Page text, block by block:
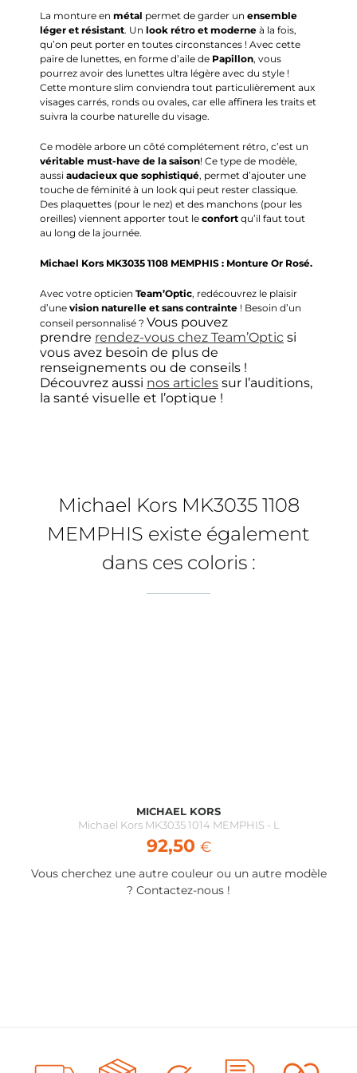
La monture en métal permet de garder un ensemble
léger et résistant. Un look rétro et moderne à la fois,
qu’on peut porter en toutes circonstances ! Avec cette
paire de lunettes, en forme d’aile de Papillon, vous
pourrez avoir des lunettes ultra légère avec du style !
Cette monture slim conviendra tout particulièrement aux
visages carrés, ronds ou ovales, car elle affinera les traits et
suivra la courbe naturelle du visage.
Ce modèle arbore un côté complétement rétro, c’est un
véritable must-have de la saison! Ce type de modèle,
aussi audacieux que sophistiqué, permet d’ajouter une
touche de féminité à un look qui peut rester classique.
Des plaquettes (pour le nez) et des manchons (pour les
oreilles) viennent apporter tout le confort qu’il faut tout
au long de la journée.
Michael Kors MK3035 1108 MEMPHIS : Monture Or Rosé.
Avec votre opticien Team’Optic, redécouvrez le plaisir
d’une vision naturelle et sans contrainte ! Besoin d’un
conseil personnalisé ? Vous pouvez
prendre rendez-vous chez Team’Optic si
vous avez besoin de plus de
renseignements ou de conseils !
Découvrez aussi nos articles sur l’auditions,
la santé visuelle et l’optique !
Type de verres
Unifocaux (simple foyer)
A propos des verres progressifs
Attention, nous ne pouvons pas vous proposer de
verres progressifs sur internet, car dans un soucis
qualitatif, Team’Optic est persuadé qu’il n’existe pas
Michael Kors MK3035 1108
MEMPHIS existe également
dans ces coloris :
MICHAEL KORS
Michael Kors MK3035 1014 MEMPHIS - L
92,50 €
Vous cherchez une autre couleur ou un autre modèle
? Contactez-nous !